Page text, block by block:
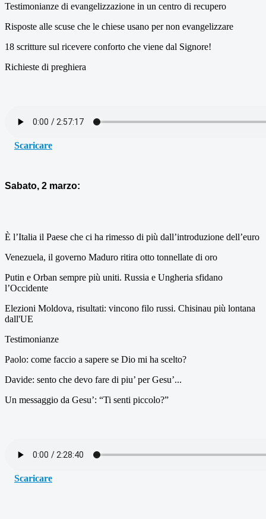
Testimonianze di evangelizzazione in un centro di recupero
Risposte alle scuse che le chiese usano per non evangelizzare
18 scritture sul ricevere conforto che viene dal Signore!
Richieste di preghiera
Scaricare
Sabato, 2 marzo:
È l’Italia il Paese che ci ha rimesso di più dall’introduzione dell’euro
Venezuela, il governo Maduro ritira otto tonnellate di oro
Putin e Orban sempre più uniti. Russia e Ungheria sfidano
l’Occidente
Elezioni Moldova, risultati: vincono filo russi. Chisinau più lontana
dall'UE
Testimonianze
Paolo: come faccio a sapere se Dio mi ha scelto?
Davide: sento che devo fare di piu’ per Gesu’...
Un messaggio da Gesu’: “Ti senti piccolo?”
Scaricare